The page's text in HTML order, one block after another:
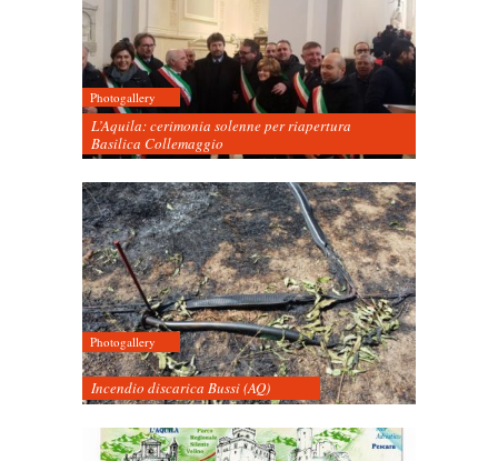
Photogallery
L’Aquila: cerimonia solenne per riapertura
Basilica Collemaggio
Photogallery
Incendio discarica Bussi (AQ)